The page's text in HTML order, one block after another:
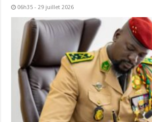
06h35 - 29 juillet 2026